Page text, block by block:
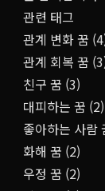
관련 태그
관계 변화 꿈
관계 회복 꿈
친구 꿈 (3)
대피하는 꿈 (2)
좋아하는 사람
화해 꿈 (2)
우정 꿈 (2)